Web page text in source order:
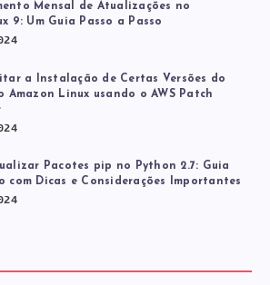
Mensal de Atualizações no
9: Um Guia Passo a Passo
a Instalação de Certas Versões do
Amazon Linux usando o AWS Patch
Pacotes pip no Python 2.7: Guia
com Dicas e Considerações Importantes